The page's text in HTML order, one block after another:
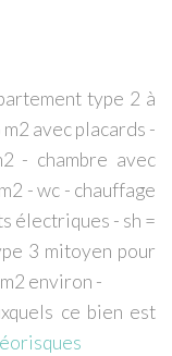
type 2 à
avec placards -
- chambre avec
- wc - chauffage
électriques - sh =
3 mitoyen pour
environ -
ce bien est